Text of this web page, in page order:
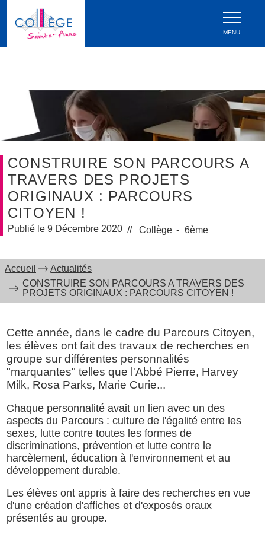
MENU
CONSTRUIRE SON PARCOURS A
TRAVERS DES PROJETS
ORIGINAUX : PARCOURS
CITOYEN !
9 Décembre 2020 Collège 6ème
Accueil
Actualités
CONSTRUIRE SON PARCOURS A TRAVERS DES
PROJETS ORIGINAUX : PARCOURS CITOYEN !
Cette année, dans le cadre du Parcours Citoyen,
les élèves ont fait des travaux de recherches en
groupe sur différentes personnalités
"marquantes" telles que l'Abbé Pierre, Harvey
Milk, Rosa Parks, Marie Curie...
Chaque personnalité avait un lien avec un des
aspects du Parcours : culture de l'égalité entre les
sexes, lutte contre toutes les formes de
discriminations, prévention et lutte contre le
harcèlement, éducation à l'environnement et au
développement durable.
Les élèves ont appris à faire des recherches en vue
d'une création d'affiches et d'exposés oraux
présentés au groupe.